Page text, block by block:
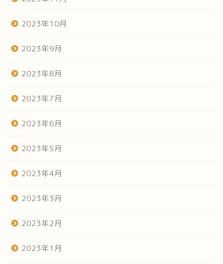
2023年10月
2023年9月
2023年8月
2023年7月
2023年6月
2023年5月
2023年4月
2023年3月
2023年2月
2023年1月